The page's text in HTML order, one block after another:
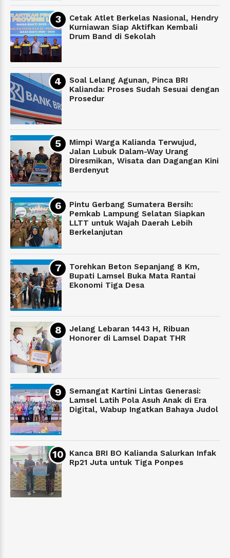
Cetak Atlet Berkelas Nasional, Hendry
Kurniawan Siap Aktifkan Kembali
Drum Band di Sekolah
Soal Lelang Agunan, Pinca BRI
Kalianda: Proses Sudah Sesuai dengan
Prosedur
Mimpi Warga Kalianda Terwujud,
Jalan Lubuk Dalam-Way Urang
Diresmikan, Wisata dan Dagangan Kini
Berdenyut
Pintu Gerbang Sumatera Bersih:
Pemkab Lampung Selatan Siapkan
LLTT untuk Wajah Daerah Lebih
Berkelanjutan
Torehkan Beton Sepanjang 8 Km,
Bupati Lamsel Buka Mata Rantai
Ekonomi Tiga Desa
Jelang Lebaran 1443 H, Ribuan
Honorer di Lamsel Dapat THR
Semangat Kartini Lintas Generasi:
Lamsel Latih Pola Asuh Anak di Era
Digital, Wabup Ingatkan Bahaya Judol
Kanca BRI BO Kalianda Salurkan Infak
Rp21 Juta untuk Tiga Ponpes